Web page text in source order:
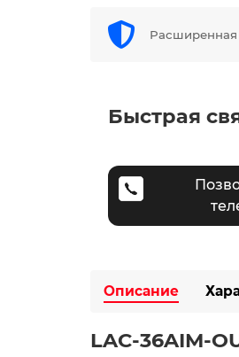
Расширенная
Быстрая
Описание
LAC-36AIM-